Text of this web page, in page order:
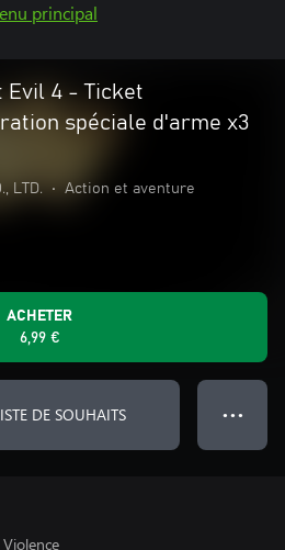
principal
Evil 4 - Ticket
spéciale d'arme x3
LTD. • Action et aventure
ACHETER
6,99 €
DE SOUHAITS ● ● ●